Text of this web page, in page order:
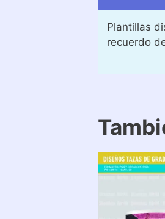
Plantillas
recuerdo